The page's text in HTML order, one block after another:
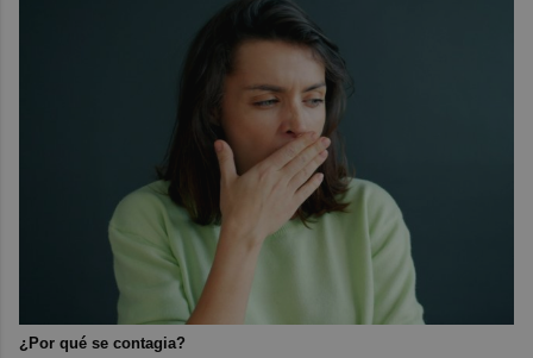
¿Por qué se contagia?